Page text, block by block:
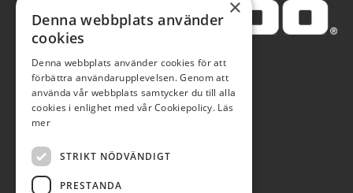
×
Denna webbplats använder
cookies
Denna webbplats använder cookies för att
förbättra användarupplevelsen. Genom att
använda vår webbplats samtycker du till alla
cookies i enlighet med vår Cookiepolicy. Läs
mer
STRIKT NÖDVÄNDIGT
PRESTANDA